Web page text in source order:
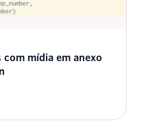
mídia em anexo